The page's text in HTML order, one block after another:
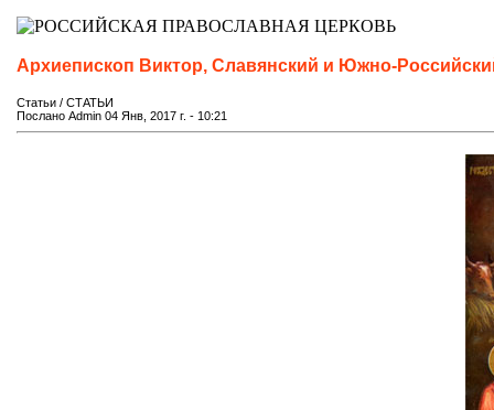
Архиепископ Виктор, Славянский и Южно-
Статьи / СТАТЬИ
Послано Admin 04 Янв, 2017 г. - 10:21